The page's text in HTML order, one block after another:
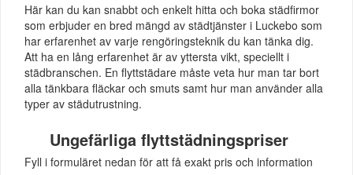
Här kan du kan snabbt och enkelt hitta och boka städfirmor
som erbjuder en bred mängd av städtjänster i Luckebo som
har erfarenhet av varje rengöringsteknik du kan tänka dig.
Att ha en lång erfarenhet är av yttersta vikt, speciellt i
städbranschen. En flyttstädare måste veta hur man tar bort
alla tänkbara fläckar och smuts samt hur man använder alla
typer av städutrustning.
Ungefärliga flyttstädningspriser
Fyll i formuläret nedan för att få exakt pris och information